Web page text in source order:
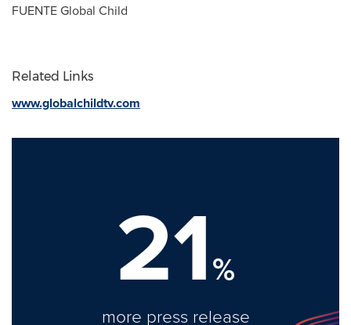
FUENTE Global Child
Related Links
www.globalchildtv.com
21%
more press release